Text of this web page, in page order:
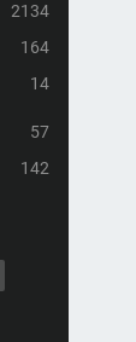
2134
164
14
57
142